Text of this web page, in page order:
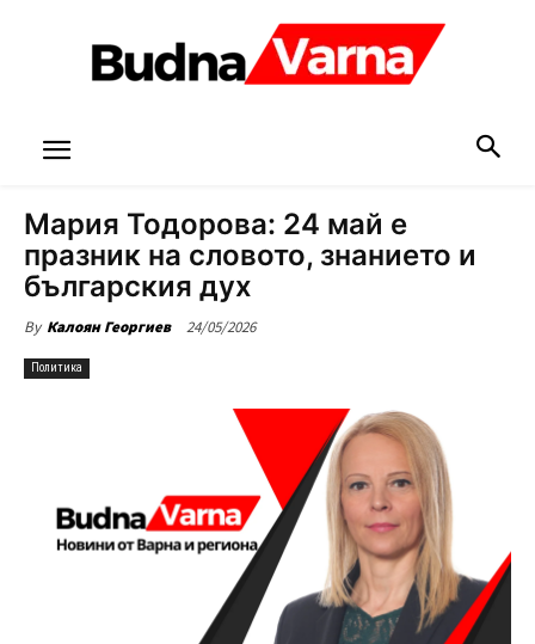
Мария Тодорова: 24 май е
празник на словото, знанието и
българския дух
By Калоян Георгиев 24/05/2026
Политика